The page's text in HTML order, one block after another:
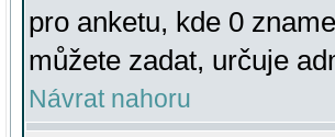
pro anketu, kde 0
můžete zadat, určuje
Návrat nahoru